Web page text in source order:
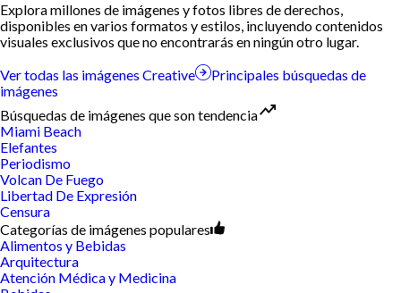
Explora millones de imágenes y fotos libres de derechos,
disponibles en varios formatos y estilos, incluyendo contenidos
visuales exclusivos que no encontrarás en ningún otro lugar.
Ver todas las imágenes Creative
Principales búsquedas de
imágenes
Búsquedas de imágenes que son tendencia
Miami Beach
Elefantes
Periodismo
Volcan De Fuego
Libertad De Expresión
Censura
Categorías de imágenes populares
Alimentos y Bebidas
Arquitectura
Atención Médica y Medicina